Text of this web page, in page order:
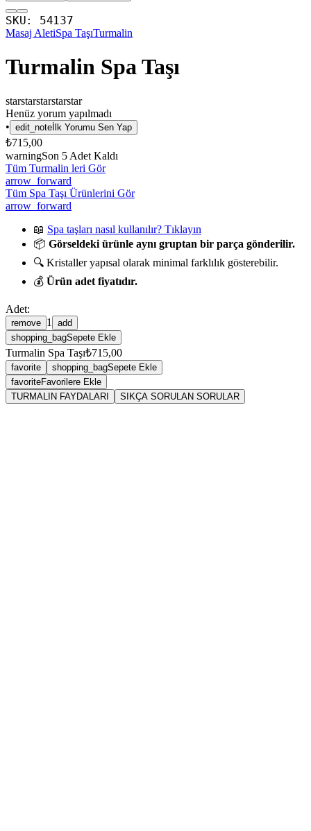
SKU: 54137
Masaj AletiSpa TaşıTurmalin
Turmalin Spa Taşı
starstarstarstarstar
Henüz yorum yapılmadı
• edit_note İlk Yorumu Sen Yap
₺715,00
warningSon 5 Adet Kaldı
Tüm Turmalin leri Gör
arrow_forward
Tüm Spa Taşı Ürünlerini Gör
arrow_forward
📖 Spa taşları nasıl kullanılır? Tıklayın
📦 Görseldeki ürünle aynı gruptan bir parça gönderilir.
🔍 Kristaller yapısal olarak minimal farklılık gösterebilir.
💰 Ürün adet fiyatıdır.
Adet:
remove 1
add
shopping_bagSepete Ekle
Turmalin Spa Taşı₺715,00
favorite shopping_bagSepete Ekle
favoriteFavorilere Ekle
TURMALIN FAYDALARI
SIKÇA SORULAN SORULAR